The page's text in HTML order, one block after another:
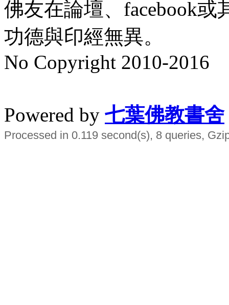
佛友在論壇、facebook
功德與印經無異。
No Copyright 2010-2016
Powered by 七葉佛教書舍
Processed in 0.119 second(s), 8 queries,